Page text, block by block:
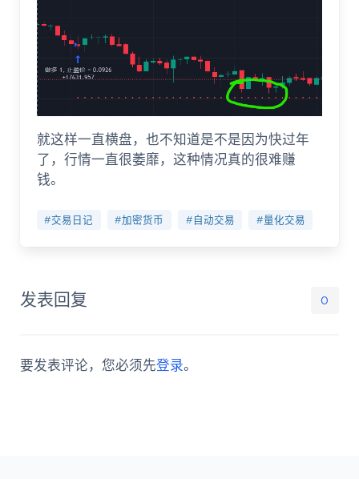
就这样一直横盘，也不知道是不是因为快过年
了，行情一直很萎靡，这种情况真的很难赚
钱。
#交易日记 #加密货币 #自动交易 #量化交易
发表回复 0
要发表评论，您必须先登录。